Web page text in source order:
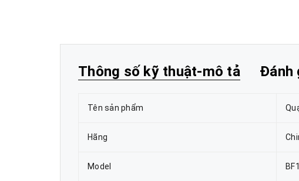
Thông số kỹ thuật-mô tả Đánh
Tên sản phẩm
Hãng
Model